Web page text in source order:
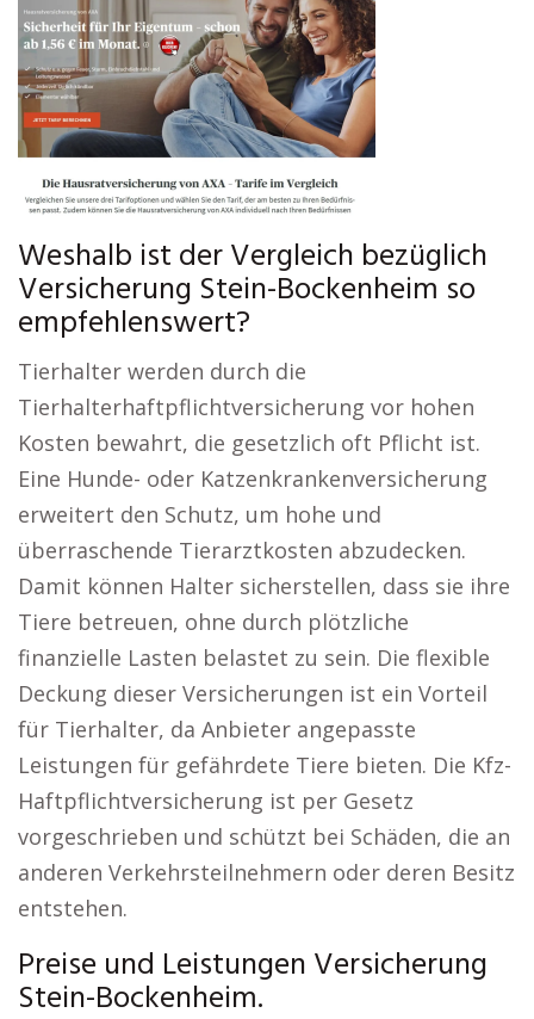
Weshalb ist der Vergleich bezüglich
Versicherung Stein-Bockenheim so
empfehlenswert?
Tierhalter werden durch die
Tierhalterhaftpflichtversicherung vor hohen
Kosten bewahrt, die gesetzlich oft Pflicht ist.
Eine Hunde- oder Katzenkrankenversicherung
erweitert den Schutz, um hohe und
überraschende Tierarztkosten abzudecken.
Damit können Halter sicherstellen, dass sie ihre
Tiere betreuen, ohne durch plötzliche
finanzielle Lasten belastet zu sein. Die flexible
Deckung dieser Versicherungen ist ein Vorteil
für Tierhalter, da Anbieter angepasste
Leistungen für gefährdete Tiere bieten. Die Kfz-
Haftpflichtversicherung ist per Gesetz
vorgeschrieben und schützt bei Schäden, die an
anderen Verkehrsteilnehmern oder deren Besitz
entstehen.
Preise und Leistungen Versicherung
Stein-Bockenheim.